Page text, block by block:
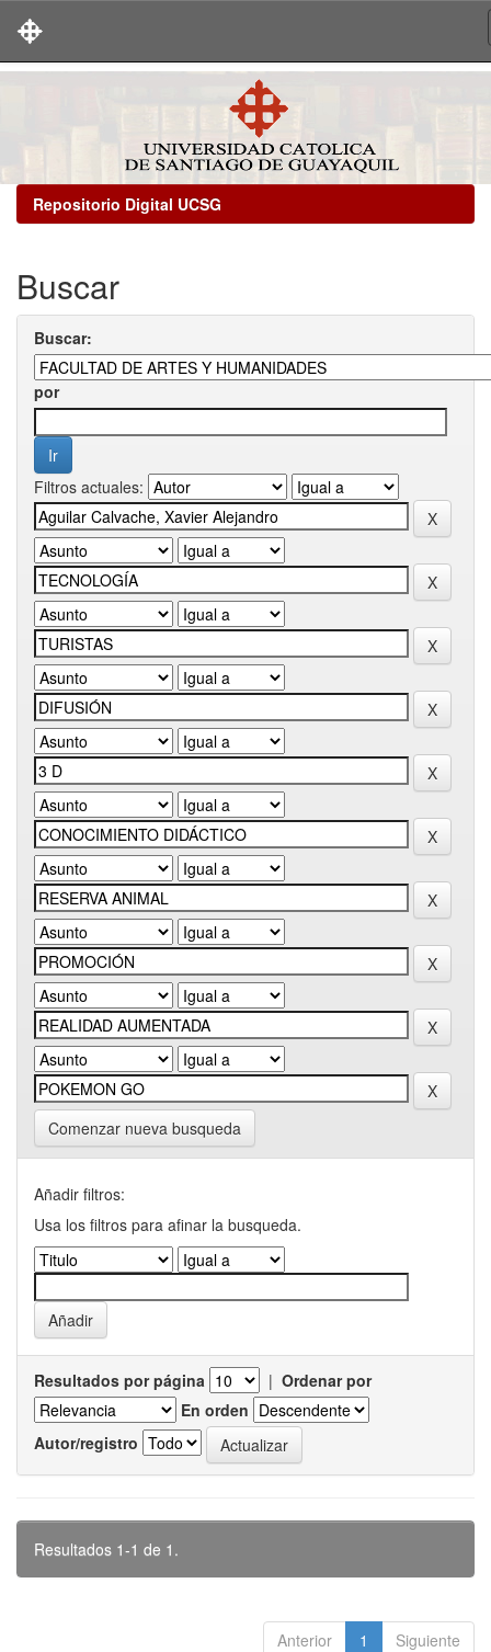
Repositorio Digital UCSG
Buscar
Buscar:
por
Filtros actuales:
Comenzar nueva busqueda
Añadir filtros:
Usa los filtros para afinar la busqueda.
Resultados por página | Ordenar por
En orden
Autor/registro
Resultados 1-1 de 1.
Anterior 1 Siguiente